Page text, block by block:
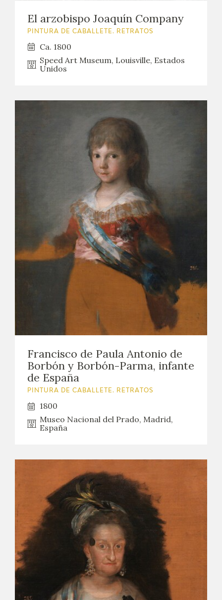
FRANCISCO DE GOYA
BIOGRAFÍA
PREMIO ARAGÓN GOYA
FICHAS ARASAAC
El arzobispo Joaquín Company
PINTURA DE CABALLETE. RETRATOS
Ca. 1800
Speed Art Museum, Louisville, Estados
Unidos
Francisco de Paula Antonio de
Borbón y Borbón-Parma, infante
de España
PINTURA DE CABALLETE. RETRATOS
1800
Museo Nacional del Prado, Madrid,
España